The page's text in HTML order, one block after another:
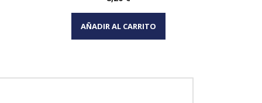
Vista rápida
AÑADIR AL CARRITO